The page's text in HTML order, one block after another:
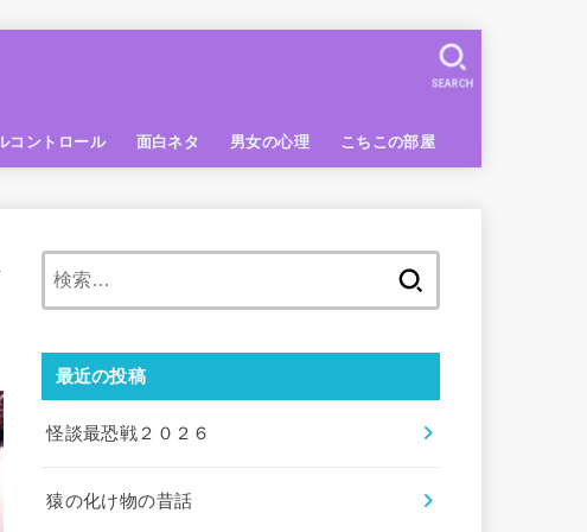
コントロール 面白ネタ 男女の心理 こちこの部屋
SEARCH
最近の投稿
怪談最恐戦２０２６
猿の化け物の昔話